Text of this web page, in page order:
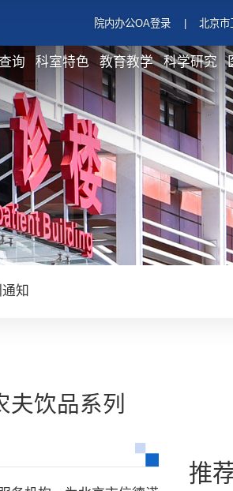
院内办公OA登录 北京市
询 科室特色 教育教学 科学研究
知
饮品系列
推